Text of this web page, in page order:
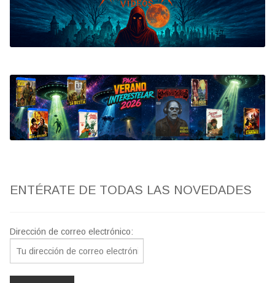
Bluray
Clasificada S
artwork
fantaterror
Jesús Franco
ENTÉRATE DE TODAS LAS NOVEDADES
Dirección de correo electrónico: